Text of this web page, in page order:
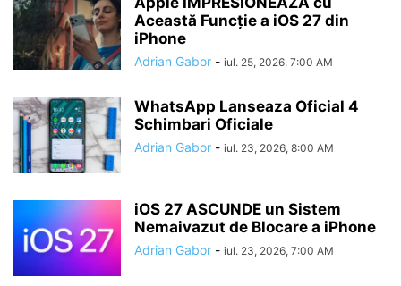
Această Funcție a iOS 27 din
iPhone
Adrian Gabor - iul. 25, 2026, 7:00 AM
WhatsApp Lanseaza Oficial 4
Schimbari Oficiale
Adrian Gabor - iul. 23, 2026, 8:00 AM
iOS 27 ASCUNDE un Sistem
Nemaivazut de Blocare a iPhone
Adrian Gabor - iul. 23, 2026, 7:00 AM